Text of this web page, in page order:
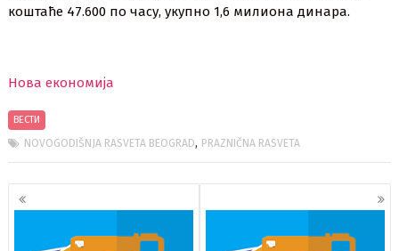
коштаће 47.600 по часу, укупно 1,6 милиона динара.
Нова економија
ВЕСТИ
NOVOGODIŠNJA RASVETA BEOGRAD, PRAZNIČNA RASVETA
Кретање
чланака